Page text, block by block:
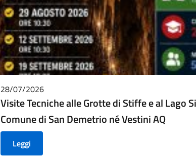
28/07/2026
Visite Tecniche alle Grotte di Stiffe e al Lago
Comune di San Demetrio né Vestini AQ
Leggi